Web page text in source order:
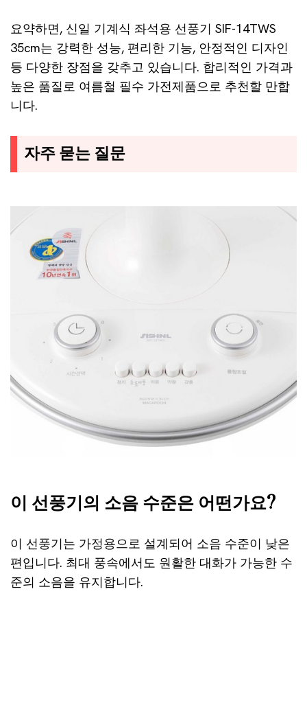
요약하면, 신일 기계식 좌석용 선풍기 SIF-14TWS
35cm는 강력한 성능, 편리한 기능, 안정적인 디자인
등 다양한 장점을 갖추고 있습니다. 합리적인 가격과
높은 품질로 여름철 필수 가전제품으로 추천할 만합
니다.
자주 묻는 질문
이 선풍기의 소음 수준은 어떤가요?
이 선풍기는 가정용으로 설계되어 소음 수준이 낮은
편입니다. 최대 풍속에서도 원활한 대화가 가능한 수
준의 소음을 유지합니다.